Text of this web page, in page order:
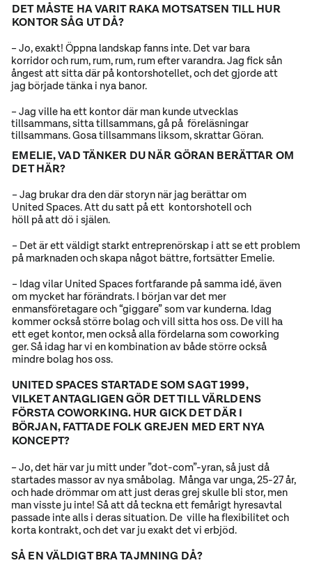
DET MÅSTE HA VARIT RAKA MOTSATSEN TILL HUR
KONTOR SÅG UT DÅ?
– Jo, exakt! Öppna landskap fanns inte. Det var bara
korridor och rum, rum, rum, rum efter varandra. Jag fick sån
ångest att sitta där på kontorshotellet, och det gjorde att
jag började tänka i nya banor.
– Jag ville ha ett kontor där man kunde utvecklas
tillsammans, sitta tillsammans, gå på föreläsningar
tillsammans. Gosa tillsammans liksom, skrattar Göran.
EMELIE, VAD TÄNKER DU NÄR GÖRAN BERÄTTAR OM
DET HÄR?
– Jag brukar dra den där storyn när jag berättar om
United Spaces. Att du satt på ett kontorshotell och
höll på att dö i själen.
– Det är ett väldigt starkt entreprenörskap i att se ett problem
på marknaden och skapa något bättre, fortsätter Emelie.
– Idag vilar United Spaces fortfarande på samma idé, även
om mycket har förändrats. I början var det mer
enmansföretagare och “giggare” som var kunderna. Idag
kommer också större bolag och vill sitta hos oss. De vill ha
ett eget kontor, men också alla fördelarna som coworking
ger. Så idag har vi en kombination av både större också
mindre bolag hos oss.
UNITED SPACES STARTADE SOM SAGT 1999,
VILKET ANTAGLIGEN GÖR DET TILL VÄRLDENS
FÖRSTA COWORKING. HUR GICK DET DÄR I
BÖRJAN, FATTADE FOLK GREJEN MED ERT NYA
KONCEPT?
– Jo, det här var ju mitt under ”dot-com”-yran, så just då
startades massor av nya småbolag. Många var unga, 25-27 år,
och hade drömmar om att just deras grej skulle bli stor, men
man visste ju inte! Så att då teckna ett femårigt hyresavtal
passade inte alls i deras situation. De ville ha flexibilitet och
korta kontrakt, och det var ju exakt det vi erbjöd.
SÅ EN VÄLDIGT BRA TAJMNING DÅ?